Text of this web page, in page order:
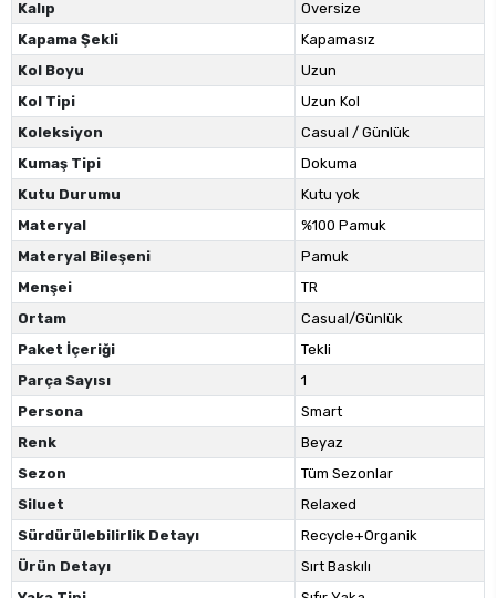
Kalıp
Oversize
Kapama Şekli
Kapamasız
Kol Boyu
Uzun
Kol Tipi
Uzun Kol
Koleksiyon
Casual / Günlük
Kumaş Tipi
Dokuma
Kutu Durumu
Kutu yok
Materyal
%100 Pamuk
Materyal Bileşeni
Pamuk
Menşei
TR
Ortam
Casual/Günlük
Paket İçeriği
Tekli
Parça Sayısı
1
Persona
Smart
Renk
Beyaz
Sezon
Tüm Sezonlar
Siluet
Relaxed
Sürdürülebilirlik Detayı
Recycle+Organik
Ürün Detayı
Sırt Baskılı